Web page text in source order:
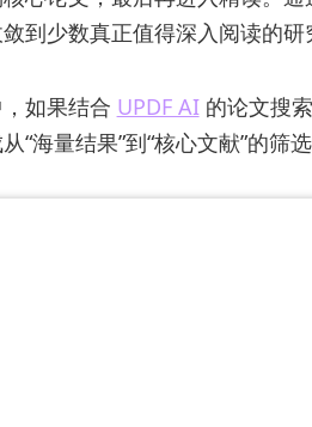
到少数真正值得深入阅读的研
如果结合 UPDF AI的论文搜
“海量结果”到“核心文献”的筛选